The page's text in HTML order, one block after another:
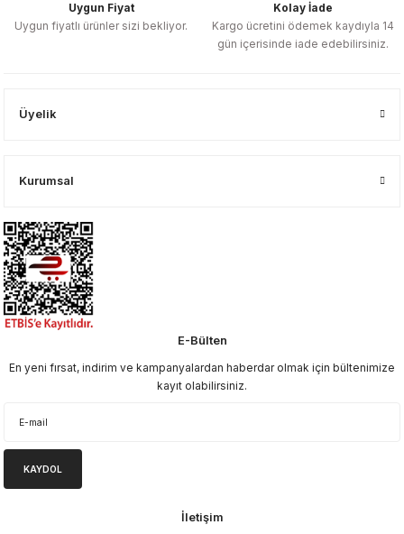
Uygun Fiyat
Uygun fiyatlı ürünler sizi bekliyor.
Kolay İade
Kargo ücretini ödemek kaydıyla 14
gün içerisinde iade edebilirsiniz.
Üyelik
Kurumsal
E-Bülten
En yeni fırsat, indirim ve kampanyalardan haberdar olmak için bültenimize
kayıt olabilirsiniz.
KAYDOL
İletişim